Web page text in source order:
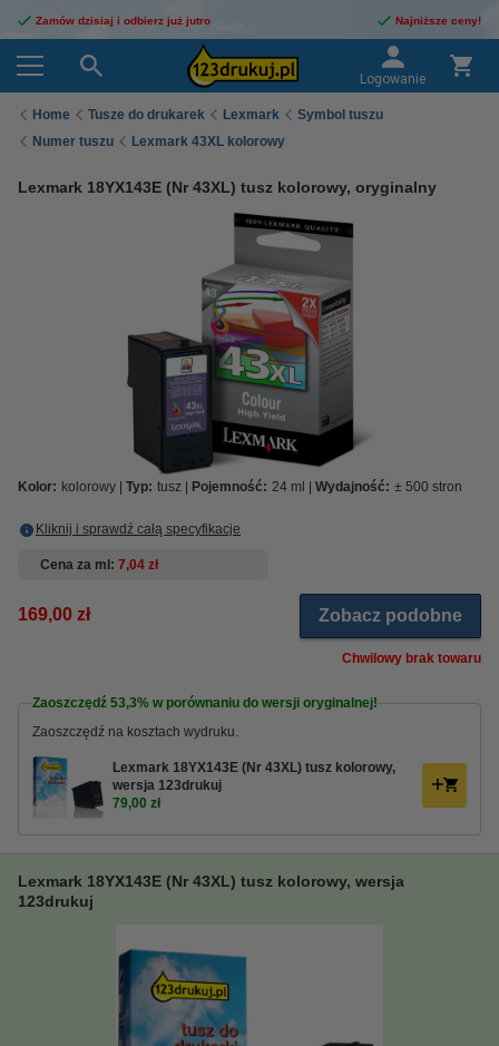
Zamów dzisiaj i odbierz już jutro Najniższe ceny!
Logowanie
Home Tusze do drukarek Lexmark
Symbol tuszu
Numer tuszu
Lexmark 43XL kolorowy
Lexmark 18YX143E (Nr 43XL) tusz kolorowy, oryginalny
Kolor: kolorowy Typ: tusz Pojemność: 24 ml Wydajność: ± 500 stron
Kliknij i sprawdź całą specyfikacje
Cena za ml 7,04 zł
169,00 zł Zobacz podobne
Chwilowy brak towaru
Zaoszczędź 53,3% w porównaniu do wersji oryginalnej!
Zaoszczędź na kosztach wydruku.
Lexmark 18YX143E (Nr 43XL) tusz kolorowy,
wersja 123drukuj
79,00 zł
Lexmark 18YX143E (Nr 43XL) tusz kolorowy, wersja
123drukuj